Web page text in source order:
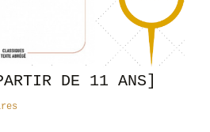
DE 11 ANS]